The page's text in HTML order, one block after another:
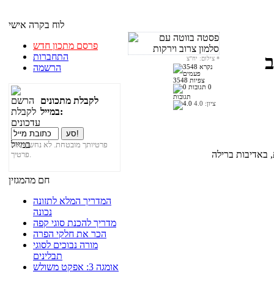
לוח בקרה אישי
פרסם מתכון חדש
התחברות
הרשמה
לקבלת מתכונים
במייל:
פרטיותך מובטחת. לא נחשוף את
פרטיך.
חם מהמגזין
המדריך המלא לתזונה
נכונה
מדריך להכנת סוגי קפה
הכר את חלקי הפרה
מורה נבוכים לסוגי
תבלינים
אומגה 3: אפקט משולש
*
3548 צפיות
0
תגובות
ציון: 4.0